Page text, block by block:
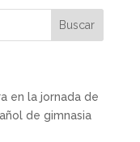
en la jornada de
de gimnasia